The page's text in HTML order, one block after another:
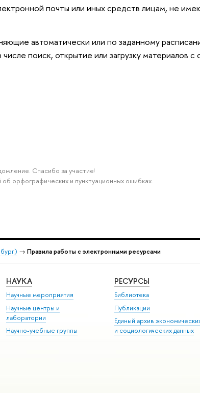
почты или иных средств лицам, не
автоматически или по заданному
поиск, открытие или загрузку материалов с
Спасибо за участие!
орфографических и пунктуационных ошибках.
→ Правила работы с электронными ресурсами
НАУКА
Научные мероприятия
Научные центры и
лаборатории
Научно-учебные группы
РЕСУРСЫ
Библиотека
Публикации
Единый архив
и социологических данных